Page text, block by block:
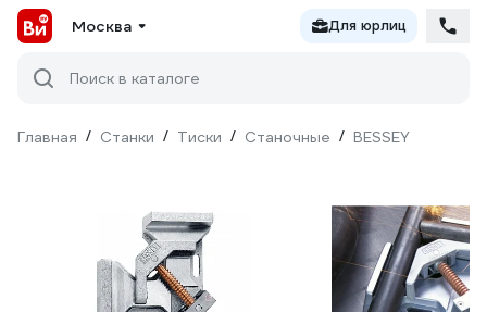
Москва Для юрлиц
Поиск в каталоге
Главная / Станки / Тиски / Станочные / BESSEY